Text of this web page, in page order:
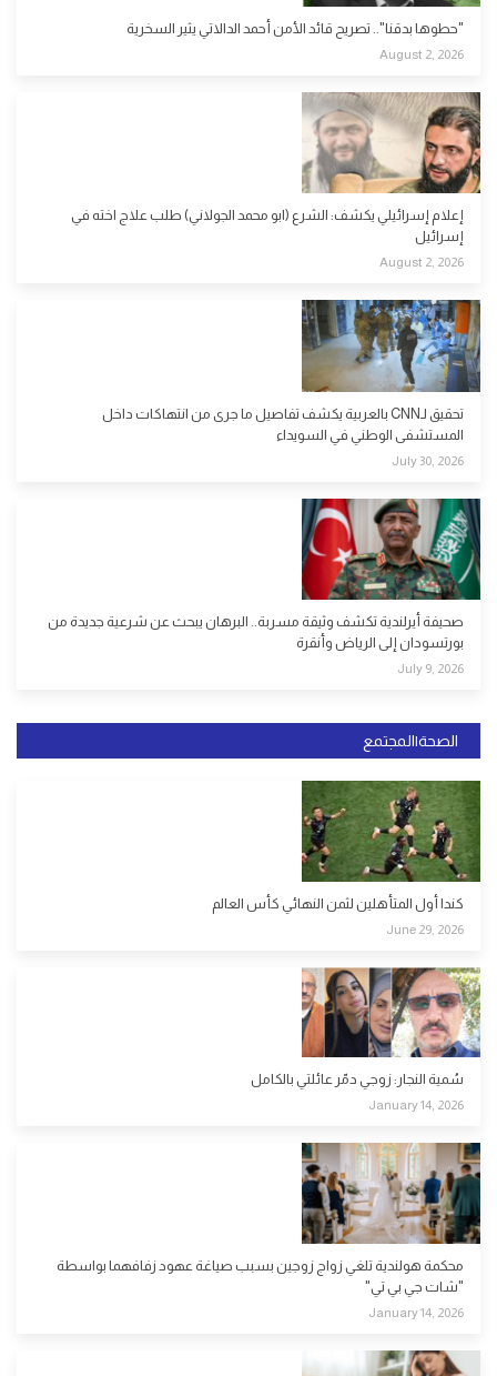
"حطوها بدقنا".. تصريح قائد الأمن أحمد الدالاتي يثير السخرية
August 2, 2026
إعلام إسرائيلي يكشف: الشرع (ابو محمد الجولاني) طلب علاج اخته في
إسرائيل
August 2, 2026
تحقيق لـCNN بالعربية يكشف تفاصيل ما جرى من انتهاكات داخل
المستشفى الوطني في السويداء
July 30, 2026
صحيفة أيرلندية تكشف وثيقة مسربة.. البرهان يبحث عن شرعية جديدة من
بورتسودان إلى الرياض وأنقرة
July 9, 2026
الصحة|المجتمع
كندا أول المتأهلين لثمن النهائي كأس العالم
June 29, 2026
سُمية النجار: زوجي دمّر عائلتي بالكامل
January 14, 2026
محكمة هولندية تلغي زواج زوجين بسبب صياغة عهود زفافهما بواسطة
"شات جي بي تي"
January 14, 2026